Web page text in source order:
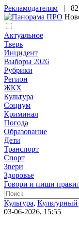
Рекламодателям |
Актуальное
Тверь
Инцидент
Выборы 2026
Рубрики
Регион
ЖКХ
Культура
Социум
Криминал
Погода
Образование
Дети
Транспорт
Спорт
Звери
Здоровье
Говори и пиши
Культура,
03-06-2026, 15:55